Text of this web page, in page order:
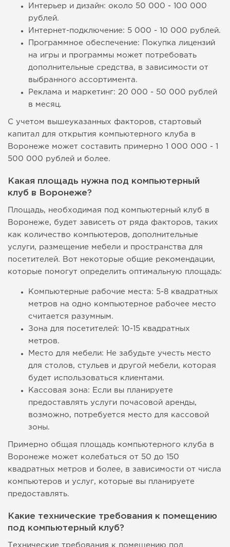
Интерьер и дизайн: около 50 000 - 100 000
рублей.
Интернет-подключение: 5 000 - 10 000 рублей.
Программное обеспечение: Покупка лицензий
на игры и программы может потребовать
дополнительные средства, в зависимости от
выбранного ассортимента.
Реклама и маркетинг: 20 000 - 50 000 рублей
в месяц.
С учетом вышеуказанных факторов, стартовый
капитал для открытия компьютерного клуба в
Воронеже может составить примерно 1 000 000 - 1
500 000 рублей и более.
Какая площадь нужна под компьютерный
клуб в Воронеже?
Площадь, необходимая под компьютерный клуб в
Воронеже, будет зависеть от ряда факторов, таких
как количество компьютеров, дополнительные
услуги, размещение мебели и пространства для
посетителей. Вот некоторые общие рекомендации,
которые помогут определить оптимальную площадь:
Компьютерные рабочие места: 5-8 квадратных
метров на одно компьютерное рабочее место
считается разумным.
Зона для посетителей: 10-15 квадратных
метров.
Место для мебели: Не забудьте учесть место
для столов, стульев и другой мебели, которая
будет использоваться клиентами.
Кассовая зона: Если вы планируете
предоставлять услуги почасовой аренды,
возможно, потребуется место для кассовой
зоны.
Примерно общая площадь компьютерного клуба в
Воронеже может колебаться от 50 до 150
квадратных метров и более, в зависимости от числа
компьютеров и услуг, которые вы планируете
предоставлять.
Какие технические требования к помещению
под компьютерный клуб?
Технические требования к помещению под